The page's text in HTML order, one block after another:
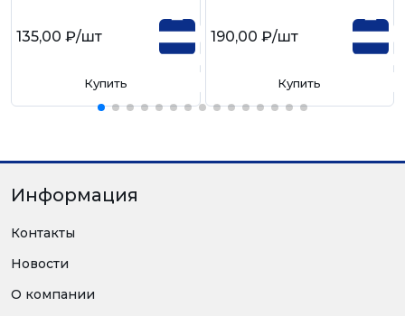
135,00 ₽/шт
Купить
190,00 ₽/шт
Купить
Информация
Контакты
Новости
О компании